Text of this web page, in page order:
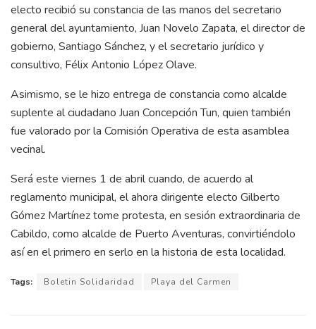
electo recibió su constancia de las manos del secretario
general del ayuntamiento, Juan Novelo Zapata, el director de
gobierno, Santiago Sánchez, y el secretario jurídico y
consultivo, Félix Antonio López Olave.
Asimismo, se le hizo entrega de constancia como alcalde
suplente al ciudadano Juan Concepción Tun, quien también
fue valorado por la Comisión Operativa de esta asamblea
vecinal.
Será este viernes 1 de abril cuando, de acuerdo al
reglamento municipal, el ahora dirigente electo Gilberto
Gómez Martínez tome protesta, en sesión extraordinaria de
Cabildo, como alcalde de Puerto Aventuras, convirtiéndolo
así en el primero en serlo en la historia de esta localidad.
Tags: Boletin Solidaridad Playa del Carmen